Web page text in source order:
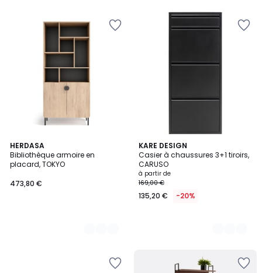
HERDASA
Bibliothèque armoire en
placard, TOKYO
473,80 €
9
Couleurs
KARE DESIGN
Casier à chaussures 3+1 tiroirs,
CARUSO
à partir de
169,00 €
135,20 € -20%
12
Couleurs